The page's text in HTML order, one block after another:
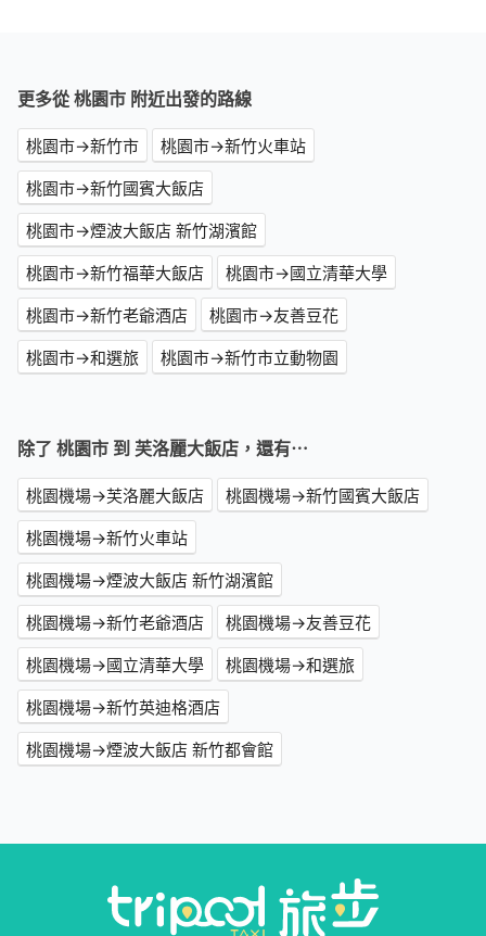
更多從 桃園市 附近出發的路線
桃園市→新竹市
桃園市→新竹火車站
桃園市→新竹國賓大飯店
桃園市→煙波大飯店 新竹湖濱館
桃園市→新竹福華大飯店
桃園市→國立清華大學
桃園市→新竹老爺酒店
桃園市→友善豆花
桃園市→和選旅
桃園市→新竹市立動物園
除了 桃園市 到 芙洛麗大飯店，還有⋯
桃園機場→芙洛麗大飯店
桃園機場→新竹國賓大飯店
桃園機場→新竹火車站
桃園機場→煙波大飯店 新竹湖濱館
桃園機場→新竹老爺酒店
桃園機場→友善豆花
桃園機場→國立清華大學
桃園機場→和選旅
桃園機場→新竹英迪格酒店
桃園機場→煙波大飯店 新竹都會館